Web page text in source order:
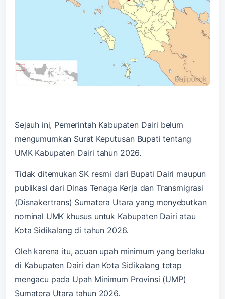
Sejauh ini, Pemerintah Kabupaten Dairi belum
mengumumkan Surat Keputusan Bupati tentang
UMK Kabupaten Dairi tahun 2026.
Tidak ditemukan SK resmi dari Bupati Dairi maupun
publikasi dari Dinas Tenaga Kerja dan Transmigrasi
(Disnakertrans) Sumatera Utara yang menyebutkan
nominal UMK khusus untuk Kabupaten Dairi atau
Kota Sidikalang di tahun 2026.
Oleh karena itu, acuan upah minimum yang berlaku
di Kabupaten Dairi dan Kota Sidikalang tetap
mengacu pada Upah Minimum Provinsi (UMP)
Sumatera Utara tahun 2026.